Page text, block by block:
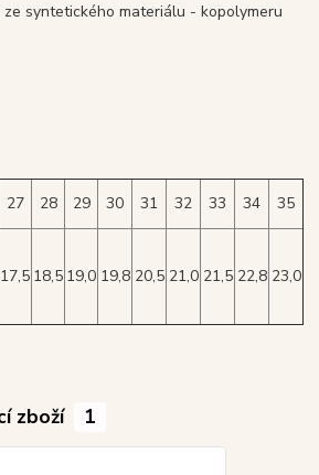
syntetického materiálu - kopolymeru
27 28 29 30 31 32 33 34
35
17,5 18,5 19,0 19,8 20,5 21,0 21,5 22,8 23,0
zboží 1